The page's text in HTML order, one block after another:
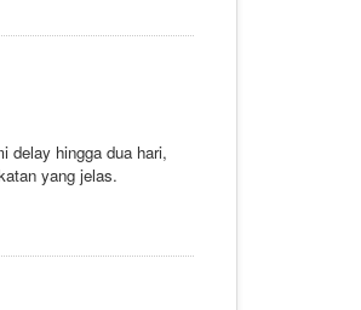
delay hingga dua hari,
yang jelas.